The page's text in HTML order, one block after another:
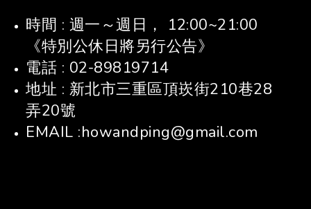
時間 : 週一～週日， 12:00~21:00
《特別公休日將另行公告》
電話 : 02-89819714
地址 : 新北市三重區頂崁街210巷28
弄20號
EMAIL :howandping@gmail.com